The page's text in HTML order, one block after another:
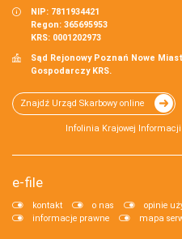
NIP: 7811934421
Regon: 365695953
KRS: 0001202973
Sąd Rejonowy Poznań Nowe
Gospodarczy KRS.
Znajdź Urząd Skarbowy online
Infolinia Krajowej Informacji
e-file
kontakt o nas opinie
informacje prawne
mapa